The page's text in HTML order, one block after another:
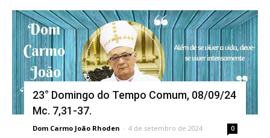
23° Domingo do Tempo Comum, 08/09/24
Mc. 7,31-37.
Dom Carmo João Rhoden - 4 de setembro de 2024 0